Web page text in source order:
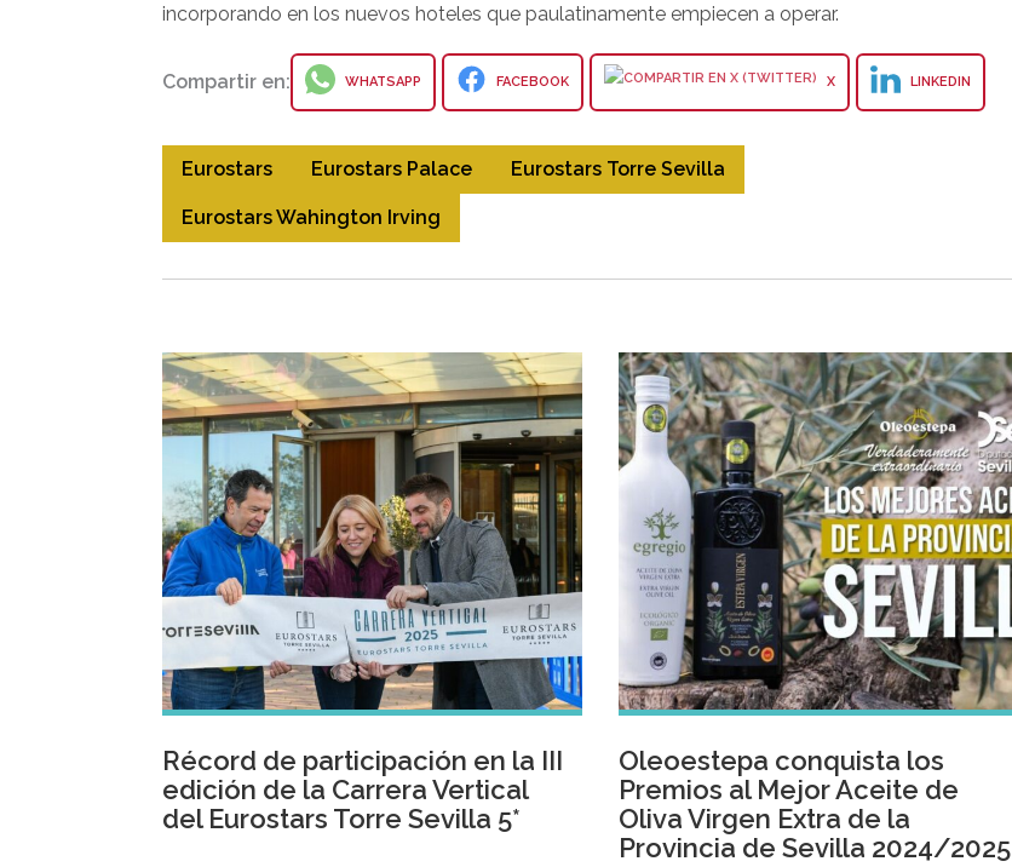
incorporando en los nuevos hoteles que paulatinamente empiecen a operar.
Compartir en: WHATSAPP FACEBOOK X LINKEDIN
Eurostars Eurostars Palace Eurostars Torre Sevilla
Eurostars Wahington Irving
Récord de participación en la III
edición de la Carrera Vertical
del Eurostars Torre Sevilla 5*
Oleoestepa conquista los
Premios al Mejor Aceite de
Oliva Virgen Extra de la
Provincia de Sevilla 2024/2025